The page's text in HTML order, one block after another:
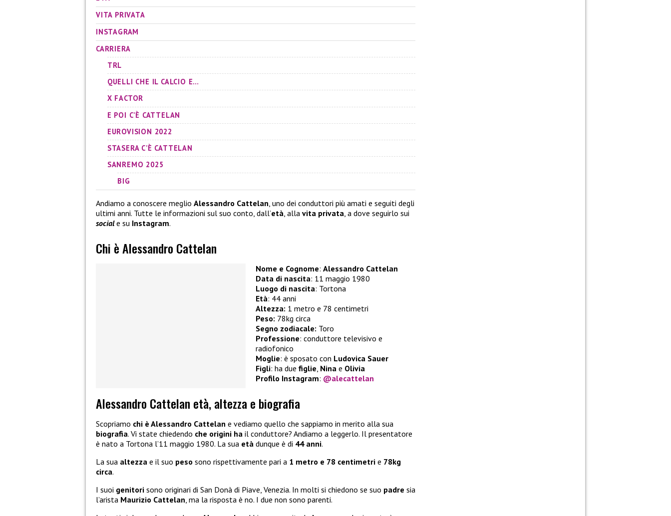
VITA PRIVATA
INSTAGRAM
CARRIERA
TRL
QUELLI CHE IL CALCIO E…
X FACTOR
E POI C’È CATTELAN
EUROVISION 2022
STASERA C’È CATTELAN
SANREMO 2025
BIG
Andiamo a conoscere meglio Alessandro Cattelan , uno dei conduttori più amati e seguiti degli
ultimi anni. Tutte le informazioni sul suo conto, dall’età , alla vita privata , a dove seguirlo sui
sociale su Instagram.
Chi è Alessandro Cattelan
Nome e Cognome: Alessandro Cattelan
Data di nascita: 11 maggio 1980
Luogo di nascita: Tortona
Età: 44 anni
Altezza: 1 metro e 78 centimetri
Peso: 78kg circa
Segno zodiacale: Toro
Professione: conduttore televisivo e
radiofonico
Moglie: è sposato con Ludovica Sauer
Figli: ha due figlie Nina e Olivia
Profilo Instagram: @alecattelan
Alessandro Cattelan età, altezza e biografia
Scopriamo chi è Alessandro Cattelan e vediamo quello che sappiamo in merito alla sua
biografia. Vi state chiedendo che origini ha il conduttore? Andiamo a leggerlo. Il presentatore
è nato a Tortona l’11 maggio 1980. La sua età dunque è di 44 anni.
La sua altezza e il suo peso sono rispettivamente pari a 1 metro e 78 centimetri e 78kg
circa.
I suoi genitori sono originari di San Donà di Piave, Venezia. In molti si chiedono se suo padre sia
l’arista Maurizio Cattelan, ma la risposta è no. I due non sono parenti.